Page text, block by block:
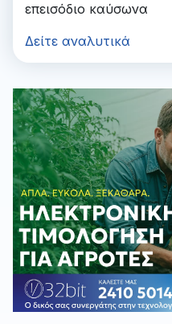
επεισόδιο καύσωνα
Δείτε αναλυτικά